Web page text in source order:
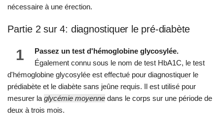
nécessaire à une érection.
Partie 2 sur 4: diagnostiquer le pré-diabète
1
Passez un test d'hémoglobine glycosylée.
Également connu sous le nom de test HbA1C, le test
d'hémoglobine glycosylée est effectué pour diagnostiquer le
prédiabète et le diabète sans jeûne requis. Il est utilisé pour
mesurer la glycémie moyenne dans le corps sur une période de
deux à trois mois.